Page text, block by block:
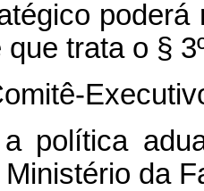
trata o §
política
da